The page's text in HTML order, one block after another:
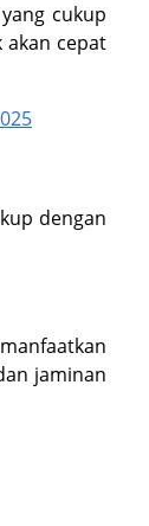
cukup
cepat
dengan
jaminan